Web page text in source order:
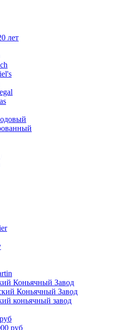
лет
Коньячный Завод
Коньячный Завод
коньячный завод
руб